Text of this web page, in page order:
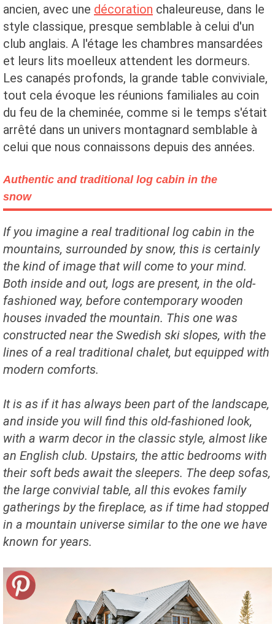
ancien, avec une décoration chaleureuse, dans le
style classique, presque semblable à celui d'un
club anglais. A l'étage les chambres mansardées
et leurs lits moelleux attendent les dormeurs.
Les canapés profonds, la grande table conviviale,
tout cela évoque les réunions familiales au coin
du feu de la cheminée, comme si le temps s'était
arrêté dans un univers montagnard semblable à
celui que nous connaissons depuis des années.
Authentic and traditional log cabin in the
snow
If you imagine a real traditional log cabin in the
mountains, surrounded by snow, this is certainly
the kind of image that will come to your mind.
Both inside and out, logs are present, in the old-
fashioned way, before contemporary wooden
houses invaded the mountain. This one was
constructed near the Swedish ski slopes, with the
lines of a real traditional chalet, but equipped with
modern comforts.
It is as if it has always been part of the landscape,
and inside you will find this old-fashioned look,
with a warm decor in the classic style, almost like
an English club. Upstairs, the attic bedrooms with
their soft beds await the sleepers. The deep sofas,
the large convivial table, all this evokes family
gatherings by the fireplace, as if time had stopped
in a mountain universe similar to the one we have
known for years.